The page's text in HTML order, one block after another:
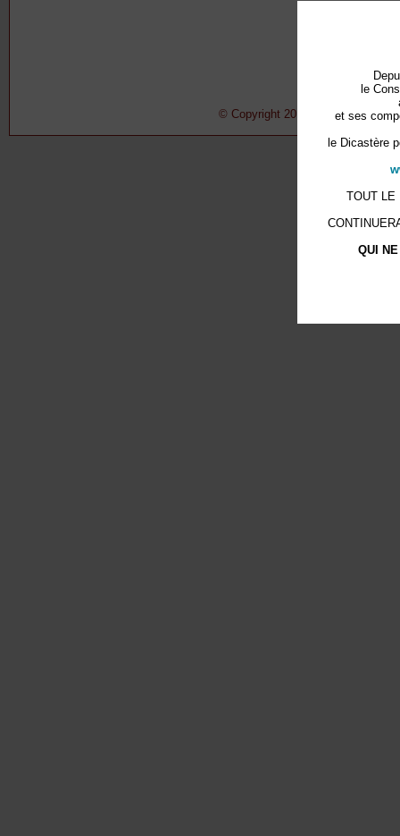
© Copyright 2011-2015 Conseil
le
et ses
le Dicastère
TOUT LE
QUI